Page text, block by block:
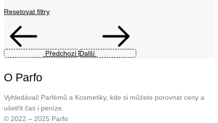
Resetovat filtry
Předchozí Další
O Parfo
Vyhledávač Parfémů a Kosmetiky, kde si můžete porovnat ceny a
ušetřit čas i peníze.
© 2022 – 2025 Parfo